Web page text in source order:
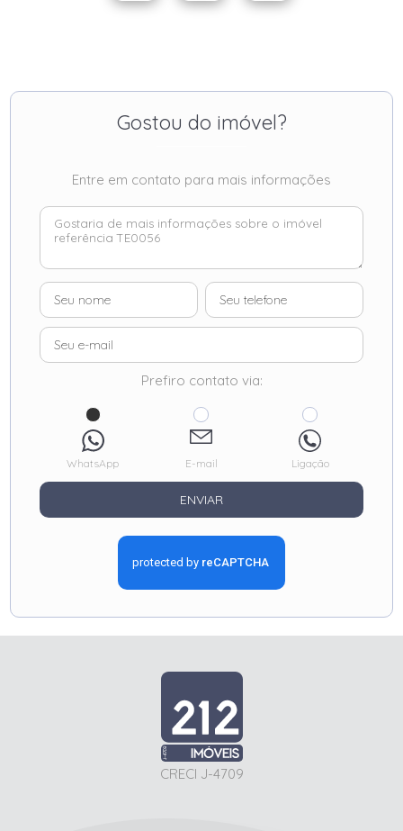
Gostou do imóvel?
Entre em contato para mais informações
Prefiro contato via:
WhatsApp E-mail Ligação
ENVIAR
CRECI J-4709